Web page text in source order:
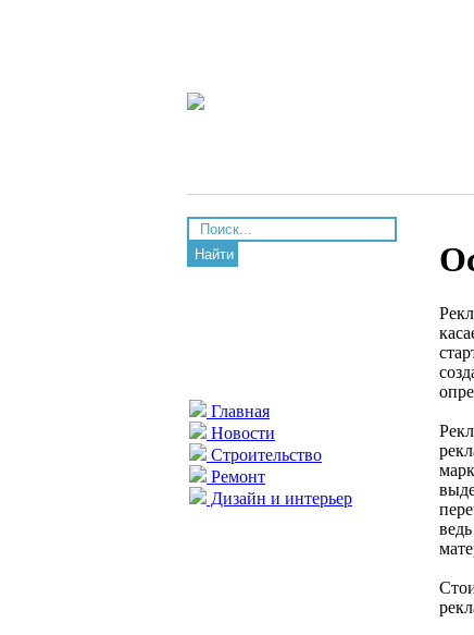
Найти
Главная
Новости
Строительство
Ремонт
Дизайн и интерьер